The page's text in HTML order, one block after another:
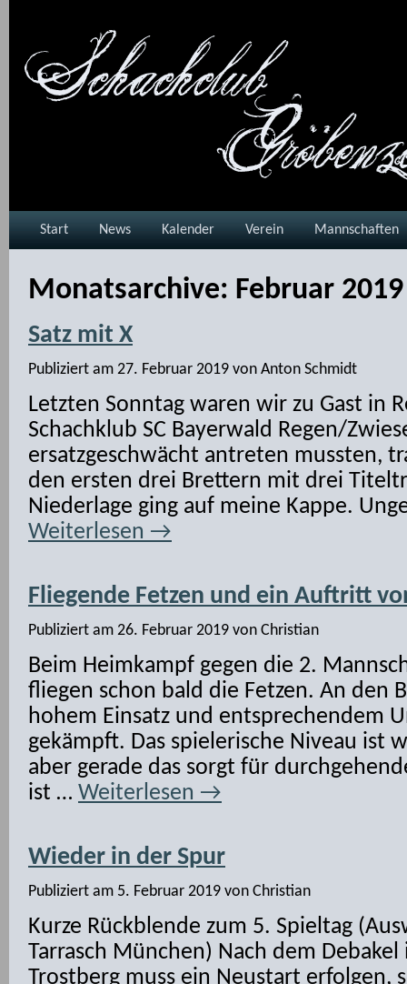
Start News Kalender Verein Mannschaften
Monatsarchive: Februar 2019
Satz mit X
Publiziert am 27. Februar 2019 von Anton Schmidt
Letzten Sonntag waren wir zu Gast in
Schachklub SC Bayerwald Regen/
ersatzgeschwächt antreten mussten,
den ersten drei Brettern mit drei
Niederlage ging auf meine Kappe.
Weiterlesen →
Fliegende Fetzen und ein Auftritt
Publiziert am 26. Februar 2019 von Christian
Beim Heimkampf gegen die 2.
fliegen schon bald die Fetzen. An den
hohem Einsatz und entsprechendem
gekämpft. Das spielerische Niveau ist
aber gerade das sorgt für
ist … Weiterlesen →
Wieder in der Spur
Publiziert am 5. Februar 2019 von Christian
Kurze Rückblende zum 5. Spieltag
Tarrasch München) Nach dem
Trostberg muss ein Neustart erfolgen,